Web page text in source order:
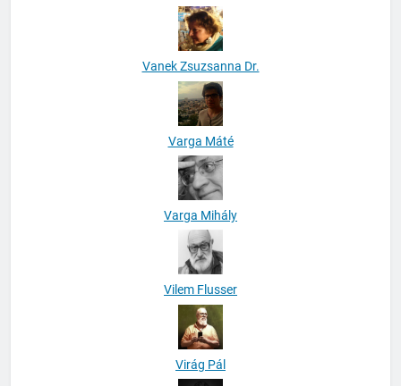
Vanek Zsuzsanna Dr.
Varga Máté
Varga Mihály
Vilem Flusser
Virág Pál